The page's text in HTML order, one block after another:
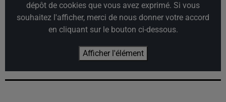
dépôt de cookies que vous avez exprimé. Si vous
souhaitez l'afficher, merci de nous donner votre accord
en cliquant sur le bouton ci-dessous.
Afficher l'élément